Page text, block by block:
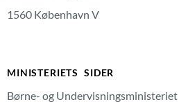
1560 København V
MINISTERIETS SIDER
Børne- og Undervisningsministeriet